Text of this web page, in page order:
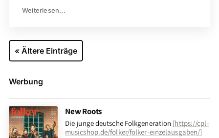
Weiterlesen...
« Ältere Einträge
Werbung
New Roots
Die junge deutsche Folkgeneration [https://cpl-
musicshop.de/folker/folker-einzelausgaben/]